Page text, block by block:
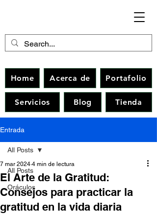
Home Acerca de Portafolio
Servicios Blog Tienda
Entrada
All Posts
Oráculos
All Posts
El Arte de la Gratitud:
Consejos para practicar la
gratitud en la vida diaria
7 mar 2024 4 min de lectura